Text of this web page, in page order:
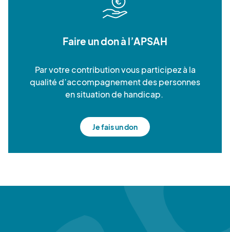
Faire un don à l’APSAH
Par votre contribution vous participez à la
qualité d’accompagnement des personnes
en situation de handicap.
Je fais un don